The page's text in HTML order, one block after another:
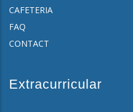
CAFETERIA
FAQ
CONTACT
Extracurricular